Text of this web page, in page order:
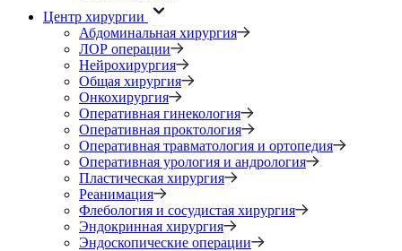
Центр хирургии
Абдоминальная хирургия
ЛОР операции
Нейрохирургия
Общая хирургия
Онкохирургия
Оперативная гинекология
Оперативная проктология
Оперативная травматология и ортопедия
Оперативная урология и андрология
Пластическая хирургия
Реанимация
Флебология и сосудистая хирургия
Эндокринная хирургия
Эндоскопические операции